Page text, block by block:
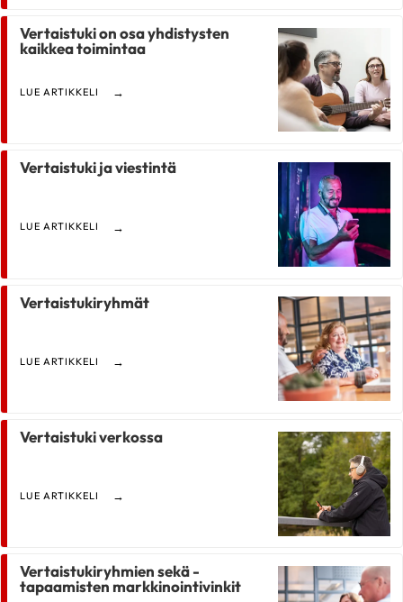
Vertaistuki on osa yhdistysten
kaikkea toimintaa
LUE ARTIKKELI
Vertaistuki ja viestintä
LUE ARTIKKELI
Vertaistukiryhmät
LUE ARTIKKELI
Vertaistuki verkossa
LUE ARTIKKELI
Vertaistukiryhmien sekä -
tapaamisten markkinointivinkit